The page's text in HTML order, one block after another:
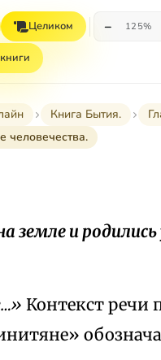
Целиком − 125%
Книга Бытия.
человечества.
земле и родились
Контекст речи